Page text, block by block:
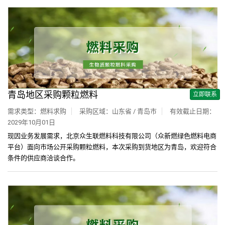
青岛地区采购颗粒燃料
需求类型：燃料求购 采购区域：山东省 / 青岛市
有效截止日期：
2029年10月01日
现因业务发展需求，北京众生联燃料科技有限公司（众新燃绿色燃料电商
平台）面向市场公开采购颗粒燃料，本次采购到货地区为青岛，欢迎符合
条件的供应商洽谈合作。
立即联系